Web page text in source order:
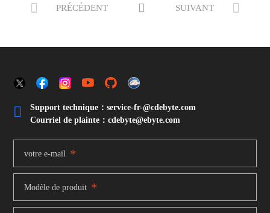
 PRÉCÉDENT  
SUIVANT

Support technique：service-fr-@cdebyte.com
Courriel de plainte：cdebyte@ebyte.com
votre e-mail *
Modèle de produit *